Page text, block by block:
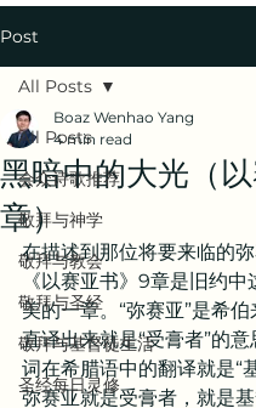
Post
All Posts
会众诗歌推荐
敬拜与神学
敬拜与教会
敬拜与圣经
敬拜与基督徒生活
圣经每日灵修
All Posts
黑暗中的大光（
章）
Boaz Wenhao Yang
4 min read
在描述到那位将要来临的弥
《以赛亚书》9章是旧约
美的一章。“弥赛亚”是希伯
直译出来就是“受膏者”的
词在希腊语中的翻译就是“
弥赛亚就是受膏者，就是